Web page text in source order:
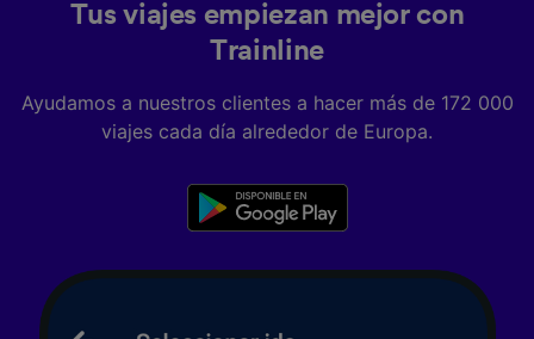
Tus viajes empiezan mejor con
Trainline
Ayudamos a nuestros clientes a hacer más de 172 000
viajes cada día alrededor de Europa.